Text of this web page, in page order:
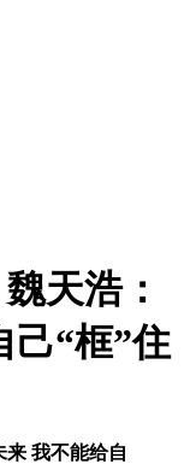
天浩：
己“框”住
我不能给自